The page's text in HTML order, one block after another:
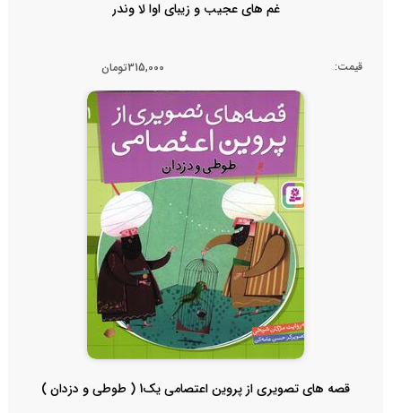
غم های عجیب و زیبای اوا لا وندر
قیمت: 315,000تومان
قصه های تصویری از پروین اعتصامی یک1 ( طوطی و دزدان )